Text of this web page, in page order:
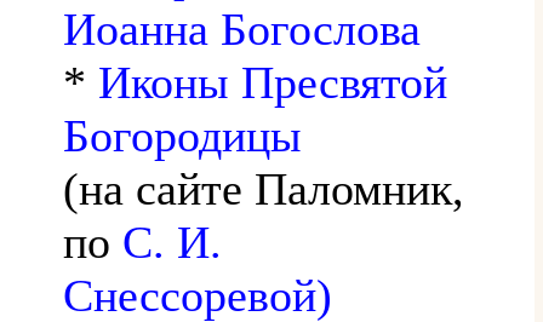
Иоанна Богослова
* Иконы Пресвятой
Богородицы
(на сайте Паломник,
по С. И.
Снессоревой)